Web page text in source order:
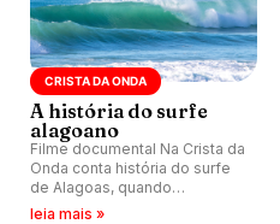
CRISTA DA ONDA
A história do surfe
alagoano
Filme documental Na Crista da
Onda conta história do surfe
de Alagoas, quando
começou, os personagens
leia mais »